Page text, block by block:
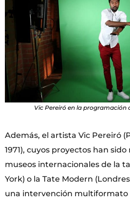
Vic Pereiró en la programación
Además, el artista Vic Pereiró
1971), cuyos proyectos han
museos internacionales de la
York) o la Tate Modern
una intervención multiformato